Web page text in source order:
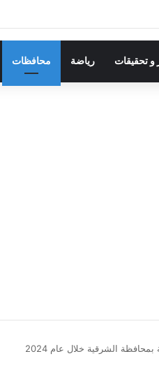
و تحقيقات رياضة محافظات
الشرقية خلال عام 2024